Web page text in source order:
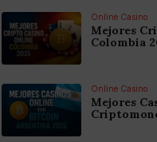
Online Casino
Mejores
Colombia
Online Casino
Mejores